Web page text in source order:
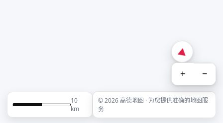
+ −
10
km
© 2026 高德地图 · 为您提供准确的地图服
务